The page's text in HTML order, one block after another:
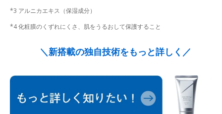
*3 アルニカエキス（保湿成分）
*4 化粧膜のくずれにくさ、肌をうるおして保護すること
＼新搭載の独自技術をもっと詳しく／